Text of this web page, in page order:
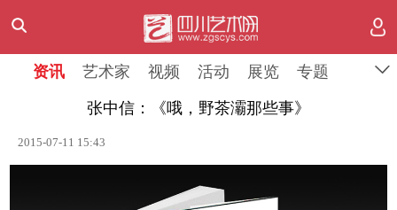
资讯 艺术家 视频 活动 展览 专题
张中信：《哦，野茶灞那些事》
2015-07-11 15:43